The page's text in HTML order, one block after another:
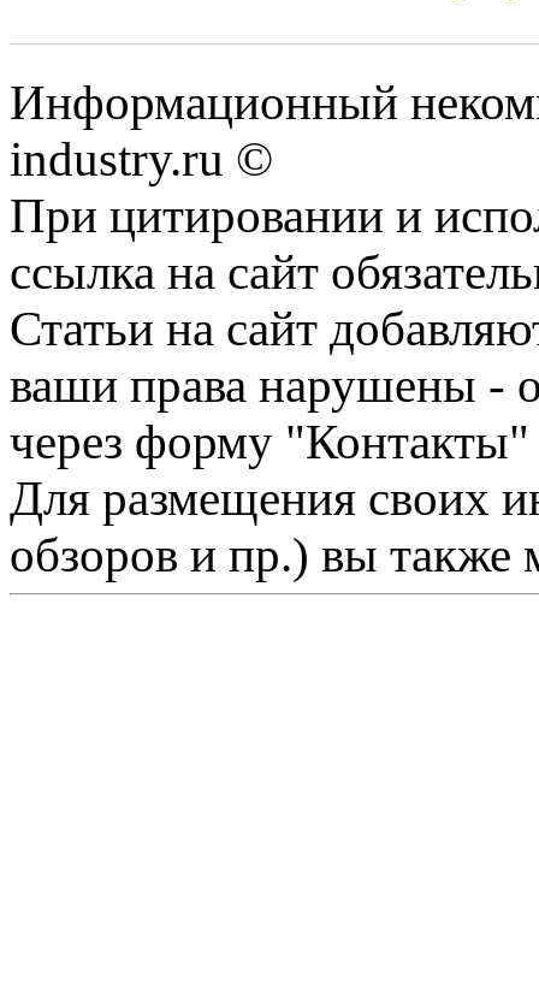
Информационный
industry.ru ©
При цитировании и
ссылка на сайт
Статьи на сайт
ваши права нарушены -
через форму "Контакты"
Для размещения своих
обзоров и пр.) вы также